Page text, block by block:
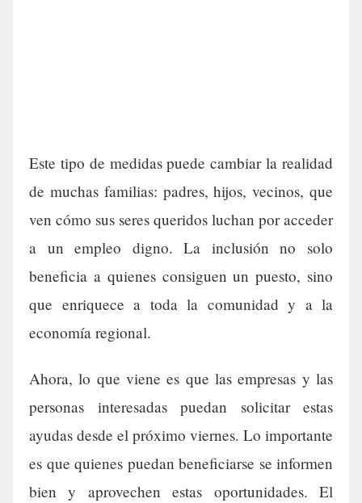
Este tipo de medidas puede cambiar la realidad
de muchas familias: padres, hijos, vecinos, que
ven cómo sus seres queridos luchan por acceder
a un empleo digno. La inclusión no solo
beneficia a quienes consiguen un puesto, sino
que enriquece a toda la comunidad y a la
economía regional.
Ahora, lo que viene es que las empresas y las
personas interesadas puedan solicitar estas
ayudas desde el próximo viernes. Lo importante
es que quienes puedan beneficiarse se informen
bien y aprovechen estas oportunidades. El